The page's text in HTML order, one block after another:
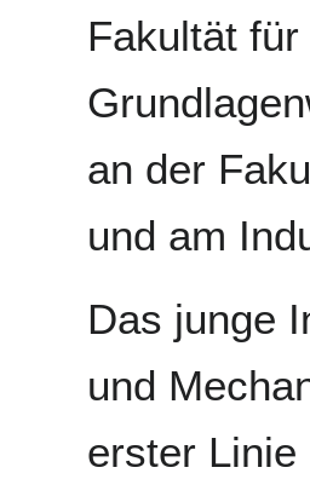
Fakultät
an der
und am
Das junge
und
erster